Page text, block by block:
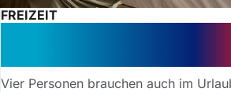
FREIZEIT
Vier Personen brauchen auch im